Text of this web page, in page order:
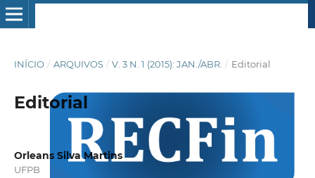
INÍCIO / ARQUIVOS / V. 3 N. 1 (2015): JAN./ABR. / Editorial
Editorial
Orleans Silva Martins
UFPB